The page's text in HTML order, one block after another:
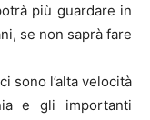
più guardare in
se non saprà fare
sono l’alta velocità
e gli importanti